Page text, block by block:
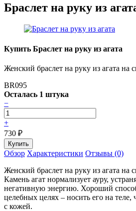
Браслет на руку из
Купить Браслет на руку из агата
Женский браслет на руку из агата на
BR095
Осталась 1 штука
−
+
730 ₽
Обзор Характеристики Отзывы (0)
Женский браслет на руку из агата на
Камень агат нормализует ауру,
негативную энергию. Хороший способ
целебных целях – носить его на
с кожей.